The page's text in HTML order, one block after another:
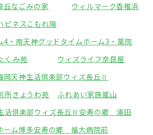
丘なごみの家
ウィルマーク香椎浜
ピネスこもれ陽
4・南天神グッドタイムホーム3・薬院
くみ苑
ウィズライフ奈良屋
岡天神生活倶楽部ウィズ長丘Ⅱ
所きょうわ苑
ふれあい家族嵐山
活倶楽部ウィズ長丘Ⅲ安寿の郷 浦田
ーム博多安寿の郷 福大病院前